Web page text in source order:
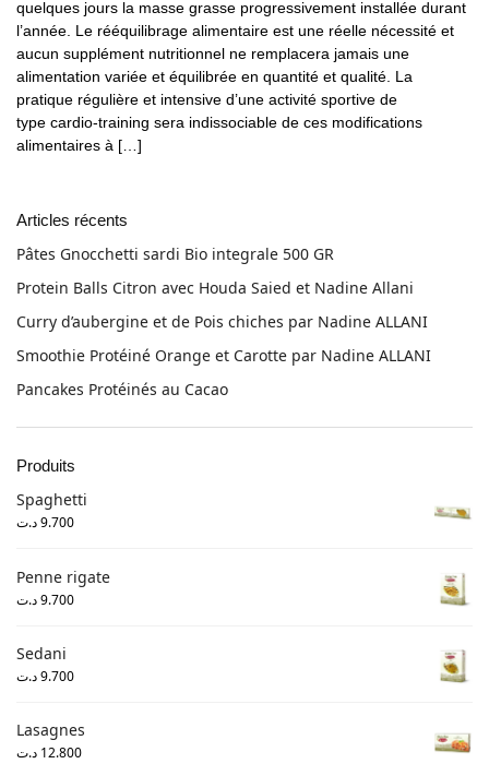
quelques jours la masse grasse progressivement installée durant
l’année. Le rééquilibrage alimentaire est une réelle nécessité et
aucun supplément nutritionnel ne remplacera jamais une
alimentation variée et équilibrée en quantité et qualité. La
pratique régulière et intensive d’une activité sportive de
type cardio-training sera indissociable de ces modifications
alimentaires à […]
Articles récents
Pâtes Gnocchetti sardi Bio integrale 500 GR
Protein Balls Citron avec Houda Saied et Nadine Allani
Curry d’aubergine et de Pois chiches par Nadine ALLANI
Smoothie Protéiné Orange et Carotte par Nadine ALLANI
Pancakes Protéinés au Cacao
Produits
Spaghetti
9.700د.ت
Penne rigate
9.700د.ت
Sedani
9.700د.ت
Lasagnes
12.800 د.ت